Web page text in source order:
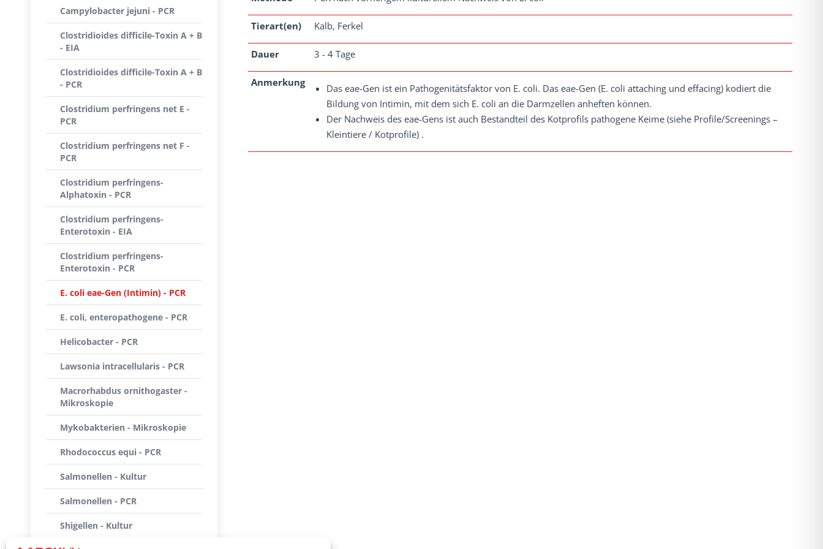
Tierart(en) Kalb, Ferkel
Dauer 3 - 4 Tage
Anmerkung
Das eae-Gen ist ein Pathogenitätsfaktor von E. coli. Das eae-Gen (E. coli attaching und effacing) kodiert die
Bildung von Intimin, mit dem sich E. coli an die Darmzellen anheften können.
Der Nachweis des eae-Gens ist auch Bestandteil des Kotprofils pathogene Keime (siehe Profile/Screenings –
Kleintiere / Kotprofile) .
Campylobacter jejuni - PCR
Clostridioides difficile-Toxin A + B
- EIA
Clostridioides difficile-Toxin A + B
- PCR
Clostridium perfringens net E -
PCR
Clostridium perfringens net F -
PCR
Clostridium perfringens-
Alphatoxin - PCR
Clostridium perfringens-
Enterotoxin - EIA
Clostridium perfringens-
Enterotoxin - PCR
E. coli eae-Gen (Intimin) - PCR
E. coli, enteropathogene - PCR
Helicobacter - PCR
Lawsonia intracellularis - PCR
Macrorhabdus ornithogaster -
Mikroskopie
Mykobakterien - Mikroskopie
Rhodococcus equi - PCR
Salmonellen - Kultur
Salmonellen - PCR
Shigellen - Kultur